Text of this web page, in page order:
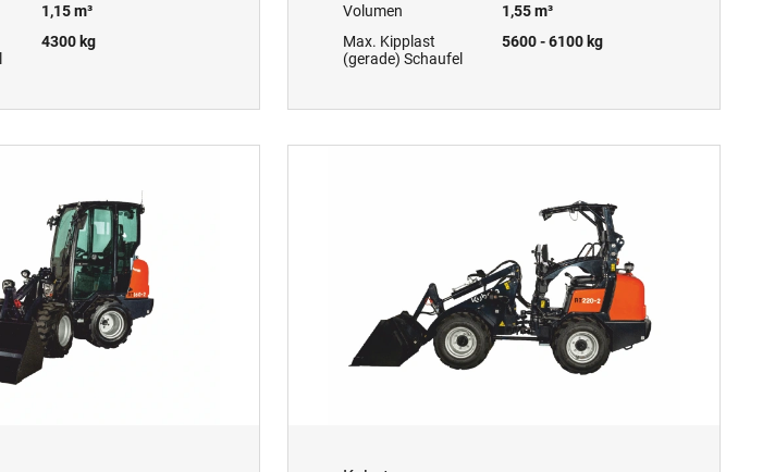
1,15 m³
4300 kg
Volumen
1,55 m³
Max. Kipplast
(gerade) Schaufel
5600 - 6100 kg